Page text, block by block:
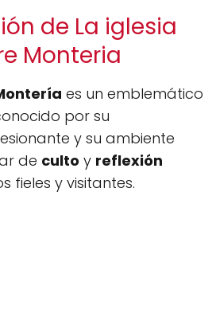
de La iglesia
Monteria
es un emblemático
por su
y su ambiente
de culto y reflexión
fieles y visitantes.